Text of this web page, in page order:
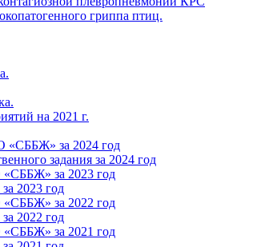
гриппа птиц.
на 2021 г.
«СББЖ» за 2024 год
задания за 2024 год
за 2023 год
2023 год
за 2022 год
2022 год
за 2021 год